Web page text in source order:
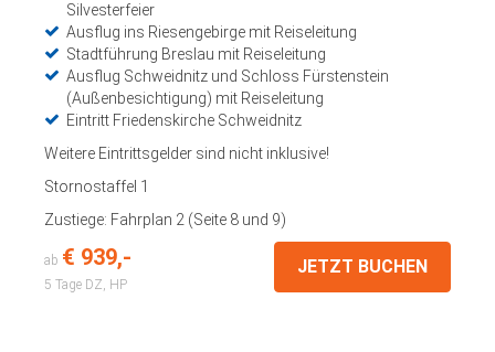
Silvesterfeier
Ausflug ins Riesengebirge mit Reiseleitung
Stadtführung Breslau mit Reiseleitung
Ausflug Schweidnitz und Schloss Fürstenstein
(Außenbesichtigung) mit Reiseleitung
Eintritt Friedenskirche Schweidnitz
Weitere Eintrittsgelder sind nicht inklusive!
Stornostaffel 1
Zustiege: Fahrplan 2 (Seite 8 und 9)
ab € 939,-
5 Tage DZ, HP
JETZT BUCHEN